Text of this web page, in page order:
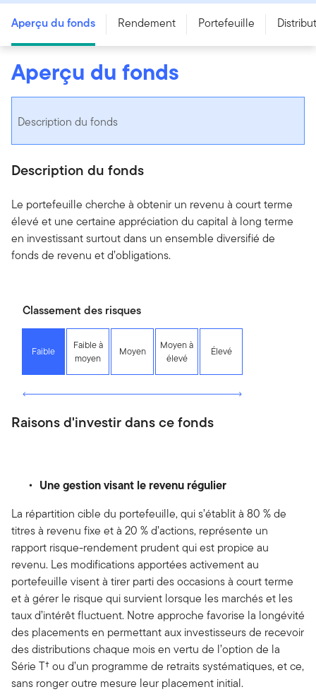
Aperçu du fonds Rendement Portefeuille
Aperçu du fonds
Description du fonds
Description du fonds
Le portefeuille cherche à obtenir un revenu à court terme
élevé et une certaine appréciation du capital à long terme
en investissant surtout dans un ensemble diversifié de
fonds de revenu et d’obligations.
Classement des risques
Faible
Faible à
moyen
Moyen
Moyen à
élevé
Élevé
Raisons d'investir dans ce fonds
Une gestion visant le revenu régulier
La répartition cible du portefeuille, qui s’établit à 80 % de
titres à revenu fixe et à 20 % d’actions, représente un
rapport risque-rendement prudent qui est propice au
revenu. Les modifications apportées activement au
portefeuille visent à tirer parti des occasions à court terme
et à gérer le risque qui survient lorsque les marchés et les
taux d’intérêt fluctuent. Notre approche favorise la longévité
des placements en permettant aux investisseurs de recevoir
des distributions chaque mois en vertu de l’option de la
Série T† ou d’un programme de retraits systématiques, et ce,
sans ronger outre mesure leur placement initial.